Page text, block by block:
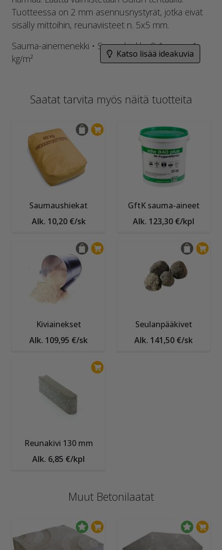
Tuotteessa on 2 mm asennusnystyrät, jotka eivät
sisälly mittoihin, reunaviisteet n. 5x5 mm.
Sauma-ainemenekki • Saumahiekka 0-1 mm n. 1
kg/m²
Katso lisää ideakuvia
Saatat tarvita myös näitä tuotteita
Saumaushiekat
Alk. 10,20 €/sk
GftK sauma-aineet
Alk. 123,30 €/kpl
Kiviainekset
Alk. 109,95 €/sk
Seulanpääkivet
Alk. 141,50 €/sk
Reunakivi 130 mm
Alk. 6,85 €/kpl
Muut Betonilaatat